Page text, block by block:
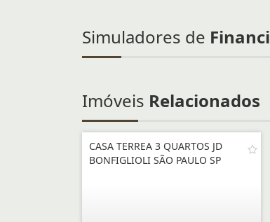
Simuladores de
Imóveis Relacionados
CASA TERREA 3 QUARTOS JD
BONFIGLIOLI SÃO PAULO SP